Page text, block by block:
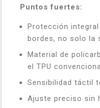
Puntos fuertes:
Protección
bordes, no solo la
Material de
el TPU
Sensibilidad táctil
Ajuste preciso sin